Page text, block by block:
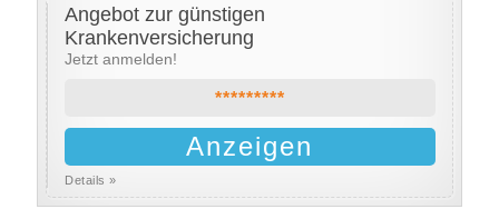
Angebot zur günstigen
Krankenversicherung
Jetzt anmelden!
*********
Anzeigen
Details »